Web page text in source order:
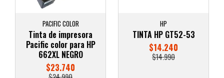
PACIFIC COLOR
Tinta de impresora
Pacific color para HP
662XL NEGRO
$23.740
HP
TINTA HP GT52-53
$14.240
$14.990